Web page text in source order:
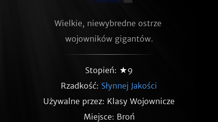
Wielkie, niewybredne ostrze
wojowników gigantów.
Stopień: ★9
Rzadkość: Słynnej Jakości
Używalne przez: Klasy Wojownicze
Miejsce: Broń